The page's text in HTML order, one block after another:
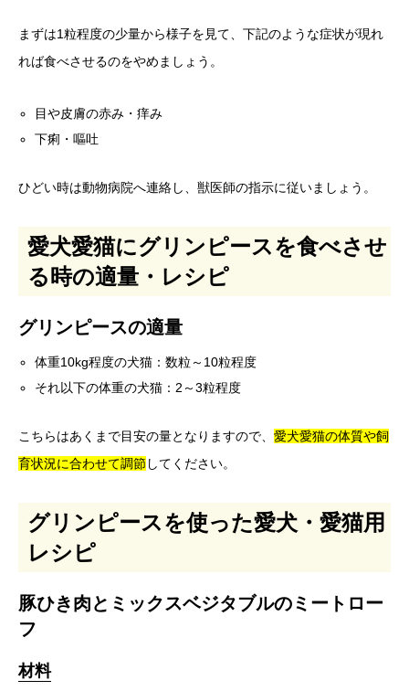
まずは1粒程度の少量から様子を見て、下記のような症状が現れ
れば食べさせるのをやめましょう。
目や皮膚の赤み・痒み
下痢・嘔吐
ひどい時は動物病院へ連絡し、獣医師の指示に従いましょう。
愛犬愛猫にグリンピースを食べさせ
る時の適量・レシピ
グリンピースの適量
体重10kg程度の犬猫：数粒～10粒程度
それ以下の体重の犬猫：2～3粒程度
こちらはあくまで目安の量となりますので、 愛犬愛猫の体質や飼
育状況に合わせて調節してください。
グリンピースを使った愛犬・愛猫用
レシピ
豚ひき肉とミックスベジタブルのミートロー
フ
材料